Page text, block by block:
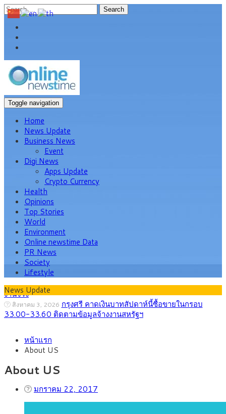
Search
Toggle navigation
Home
News Update
Business News
Event
Digi News
Apps Update
Crypto Currency
Health
Opinions
Top Stories
World
Environment
Online newstime Data
PR News
Society
Lifestyle
News Update
สิงหาคม 3, 2026
กรุงศรี คาดเงินบาทสัปดาห์นี้ซื้อขายในกรอบ
33.00-33.60 ติดตามข้อมูลจ้างงานสหรัฐฯ
เดินหน้า 5 ยุทธศาสตร์ รื้อโครงสร้างเศรษฐกิจ ดันไทยโตเต็ม
ศักยภาพ
ติดลายการ์ตูน กรมศุลกากร เตือนผู้ปกครองเฝ้าระวัง หลังยึดล็อต
กรกฎาคม 27, 2026 กรุงศรี คาดเงินบาทสัปดาห์นี้ (27–31 ก.ค.
2569) ซื้อขายในกรอบ 33.40-34.00 มองเฟดคงดอกเบี้ย
หน้าแรก
About US
About US
มกราคม 22, 2017